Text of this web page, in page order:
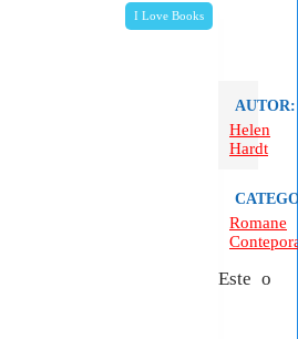
I Love Books
AUTOR:
Helen
Hardt
Romane
Este o